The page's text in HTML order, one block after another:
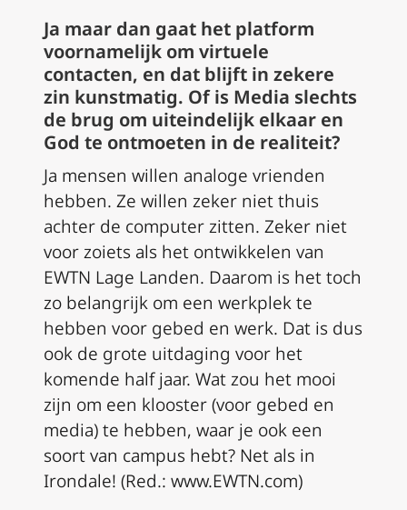
Ja maar dan gaat het platform
voornamelijk om virtuele
contacten, en dat blijft in zekere
zin kunstmatig. Of is Media slechts
de brug om uiteindelijk elkaar en
God te ontmoeten in de realiteit?
Ja mensen willen analoge vrienden
hebben. Ze willen zeker niet thuis
achter de computer zitten. Zeker niet
voor zoiets als het ontwikkelen van
EWTN Lage Landen. Daarom is het toch
zo belangrijk om een werkplek te
hebben voor gebed en werk. Dat is dus
ook de grote uitdaging voor het
komende half jaar. Wat zou het mooi
zijn om een klooster (voor gebed en
media) te hebben, waar je ook een
soort van campus hebt? Net als in
Irondale! (Red.: www.EWTN.com)